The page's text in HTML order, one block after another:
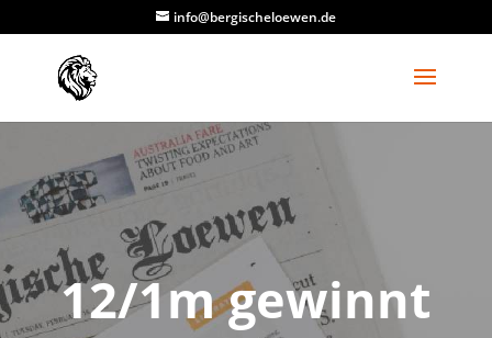
info@bergischeloewen.de
12/1m gewinnt